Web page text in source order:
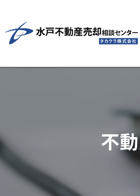
不